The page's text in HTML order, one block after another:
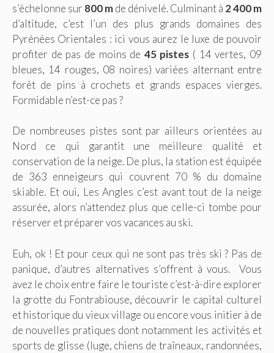
s’échelonne sur 800 mde dénivelé. Culminant à 2 400 m
d’altitude, c’est l’un des plus grands domaines des
Pyrénées Orientales : ici vous aurez le luxe de pouvoir
profiter de pas de moins de 45 pistes ( 14 vertes, 09
bleues, 14 rouges, 08 noires) variées alternant entre
forêt de pins à crochets et grands espaces vierges.
Formidable n’est-ce pas ?
De nombreuses pistes sont par ailleurs orientées au
Nord ce qui garantit une meilleure qualité et
conservation de la neige. De plus, la station est équipée
de 363 enneigeurs qui couvrent 70 % du domaine
skiable. Et oui, Les Angles c’est avant tout de la neige
assurée, alors n’attendez plus que celle-ci tombe pour
réserver et préparer vos vacances au ski.
Euh, ok ! Et pour ceux qui ne sont pas très ski ? Pas de
panique, d’autres alternatives s’offrent à vous. Vous
avez le choix entre faire le touriste c’est-à-dire explorer
la grotte du Fontrabiouse, découvrir le capital culturel
et historique du vieux village ou encore vous initier à de
de nouvelles pratiques dont notamment les activités et
sports de glisse (luge, chiens de traîneaux, randonnées,